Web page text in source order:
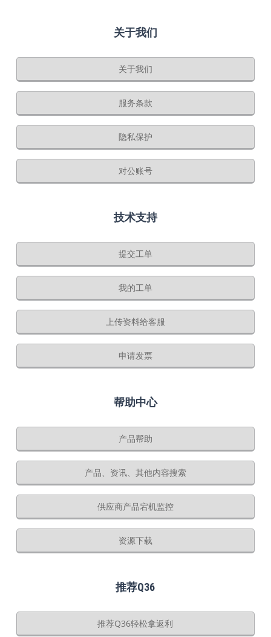
关于我们
关于我们
服务条款
隐私保护
对公账号
技术支持
提交工单
我的工单
上传资料给客服
申请发票
帮助中心
产品帮助
产品、资讯、其他内容搜索
供应商产品宕机监控
资源下载
推荐Q36
推荐Q36轻松拿返利